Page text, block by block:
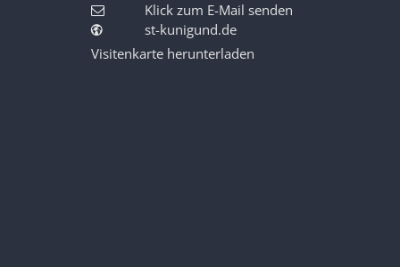
Klick zum E-Mail senden
st-kunigund.de
Visitenkarte herunterladen